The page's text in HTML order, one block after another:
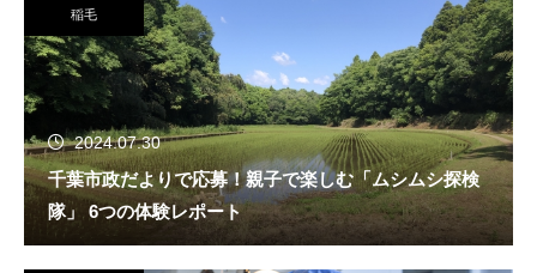
稲毛
2024.07.30
千葉市政だよりで応募！親子で楽しむ「ムシムシ探検
隊」 6つの体験レポート